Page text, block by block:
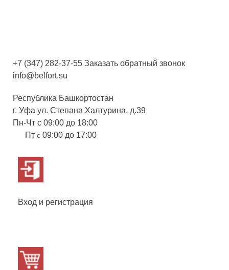
+7 (347) 282-37-55 Заказать обратный звонок
info@belfort.su
Республика Башкортостан
г. Уфа ул. Степана Халтурина, д.39
Пн-Чт с 09:00 до 18:00
Пт с 09:00 до 17:00
Вход и регистрация